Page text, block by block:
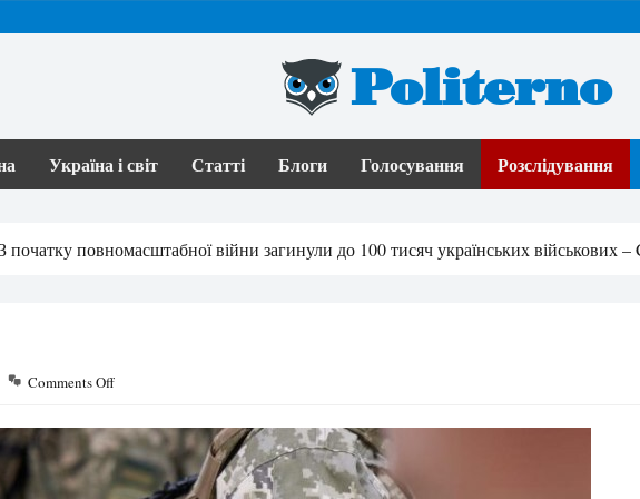
Politerno
Україна і світ Статті Блоги Голосування Розслідування
початку повномасштабної війни загинули до 100 тисяч українських військових
Comments Off